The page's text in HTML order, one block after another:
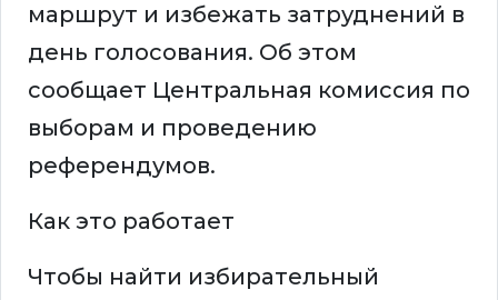
маршрут и избежать затруднений в
день голосования. Об этом
сообщает Центральная комиссия по
выборам и проведению
референдумов.
Как это работает
Чтобы найти избирательный